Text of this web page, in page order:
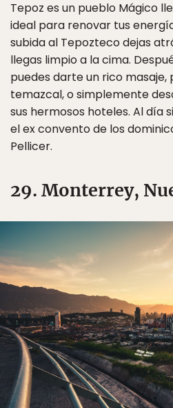
Tepoz es un pueblo Mágico
ideal para renovar tus
subida al Tepozteco dejas
llegas limpio a la cima.
puedes darte un rico
temazcal, o simplemente
sus hermosos hoteles. Al día
el ex convento de los
Pellicer.
29. Monterrey,